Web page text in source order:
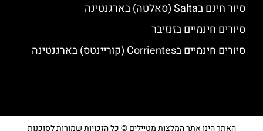
סיור חינם בSalta (סאלטה) בארגנטינה
סיורים חינמיים בזנזיבר
סיורים חינמיים בCorrientes (קוריינטס) בארגנטינה
האתר הינו אתר המלצות מטיילים © כל הזכויות שמורות לסוכנות